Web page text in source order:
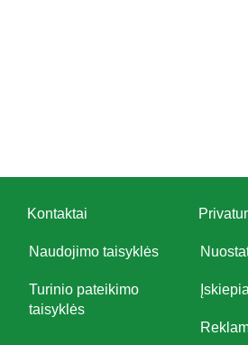
Kontaktai
Naudojimo taisyklės
Turinio pateikimo
taisyklės